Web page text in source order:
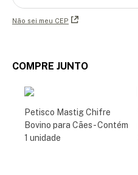
Não sei meu CEP
COMPRE JUNTO
Petisco Mastig Chifre
Bovino para Cães - Contém
1 unidade